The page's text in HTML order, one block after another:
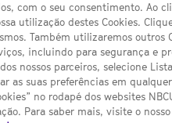
SCI FI
©
com o seu consentimento. Ao
utilização destes Cookies.
Também utilizaremos outros
incluindo para segurança e
nossos parceiros, selecione
as suas preferências em
no rodapé dos websites
Para saber mais, visite o nosso